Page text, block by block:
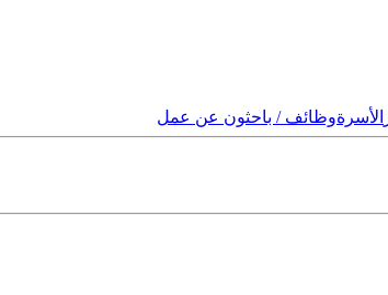
الأسرةوظائف / باحثون عن عمل